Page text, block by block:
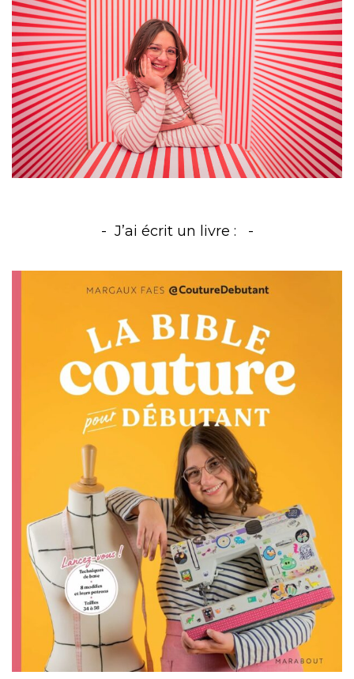
J’ai écrit un livre :